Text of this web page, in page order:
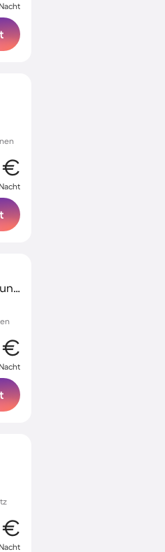
€
Familienorientierter Bauernhof mit Grill, Terrasse und Garten | Haustiere erlaubt
€
€